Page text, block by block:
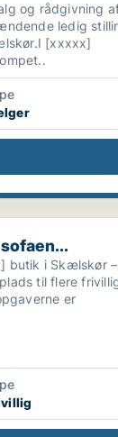
og rådgivning
ledig
[xxxxx]
butik i Skælskør –
til flere
er